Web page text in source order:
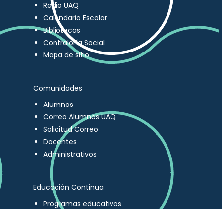
Radio UAQ
Calendario Escolar
Bibliotecas
Contraloría Social
Mapa de sitio
Comunidades
Alumnos
Correo Alumnos UAQ
Solicitud Correo
Docentes
Administrativos
Educación Continua
Programas educativos